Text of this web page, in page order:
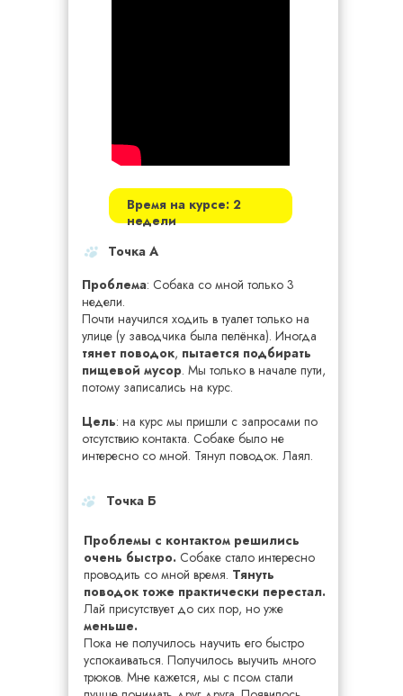
Проблема: Собака со мной только 3
недели.
Почти научился ходить в туалет только на
улице (у заводчика была пелёнка). Иногда
тянет поводок, пытается подбирать
пищевой мусор. Мы только в начале пути,
потому записались на курс.
Цель: на курс мы пришли с запросами по
отсутствию контакта. Собаке было не
интересно со мной. Тянул поводок. Лаял.
Проблемы с контактом решились
очень быстро. Собаке стало интересно
проводить со мной время. Тянуть
поводок тоже практически перестал.
Лай присутствует до сих пор, но уже
меньше.
Пока не получилось научить его быстро
успокаиваться. Получилось выучить много
трюков. Мне кажется, мы с псом стали
Точка Б
Точка А
Время на курсе: 2
недели